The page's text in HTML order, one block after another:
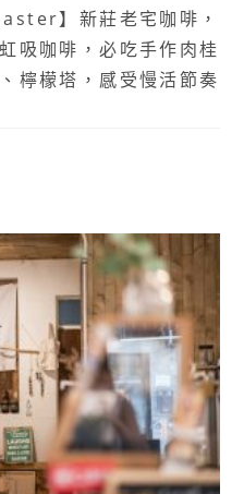
】新莊老宅咖啡，
吸咖啡，必吃手作肉桂
檸檬塔，感受慢活節奏